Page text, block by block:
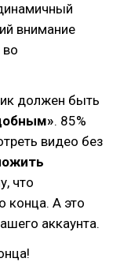
внимание
во
должен быть
. 85%
видео без
что
конца. А это
аккаунта.